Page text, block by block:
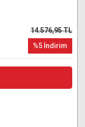
14.576,95 TL
%5 İndirim